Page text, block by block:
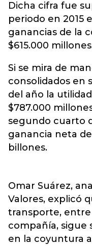
Dicha cifra fue
periodo en 2015
ganancias de la
$615.000
Si se mira de
consolidados en
del año la
$787.000
segundo cuarto
ganancia neta
billones.
Omar Suárez,
Valores, explicó
transporte,
compañía, sigue
en la coyuntura